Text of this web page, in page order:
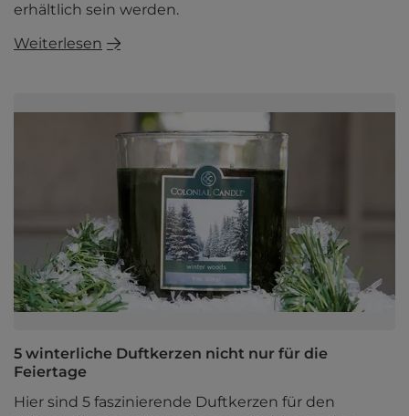
erhältlich sein werden.
Weiterlesen
5 winterliche Duftkerzen nicht nur für die
Feiertage
Hier sind 5 faszinierende Duftkerzen für den